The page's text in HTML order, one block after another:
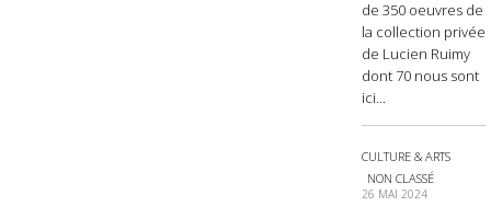
de 350 oeuvres de
la collection privée
de Lucien Ruimy
dont 70 nous sont
ici...
CULTURE & ARTS
NON CLASSÉ
26 MAI 2024